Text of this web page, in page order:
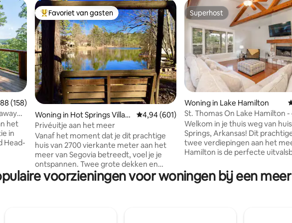
beoordeling van 4,88 op 5, 158 recensies
(158)
het
in
Head-
Deli
Topfavoriet van gasten
Favoriet van gasten
Woning in Hot Springs Villag
e
Gemiddelde beoordeling van 4,94 op 5, 601
4,94 (601)
Privéuitje aan het meer
Vanaf het moment dat je dit prachtige
huis van 2700 vierkante meter aan het
meer van Segovia betreedt, voel je je
ontspannen. Twee grote dekken en
uitzicht op het meer vanuit bijna elke
kamer. Bijgewerkt met granieten
Superhost
Superhost
Woning in Lake Hamilton
St. Thomas On Lake Hamilton
voor 10 personen aan het meer!
Welkom in je thuis weg van
Springs, Arkansas! Dit
twee verdiepingen aan het
Hamilton is de perfecte
huur er een bij een lokale
de buurt en bind ons dok vast
te ontspannen en tot rust te
voorzieningen voor woningen bij een